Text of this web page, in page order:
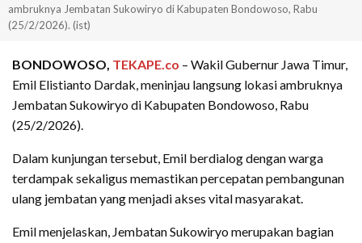
ambruknya Jembatan Sukowiryo di Kabupaten Bondowoso, Rabu
(25/2/2026). (ist)
BONDOWOSO, TEKAPE.co – Wakil Gubernur Jawa Timur,
Emil Elistianto Dardak, meninjau langsung lokasi ambruknya
Jembatan Sukowiryo di Kabupaten Bondowoso, Rabu
(25/2/2026).
Dalam kunjungan tersebut, Emil berdialog dengan warga
terdampak sekaligus memastikan percepatan pembangunan
ulang jembatan yang menjadi akses vital masyarakat.
Emil menjelaskan, Jembatan Sukowiryo merupakan bagian